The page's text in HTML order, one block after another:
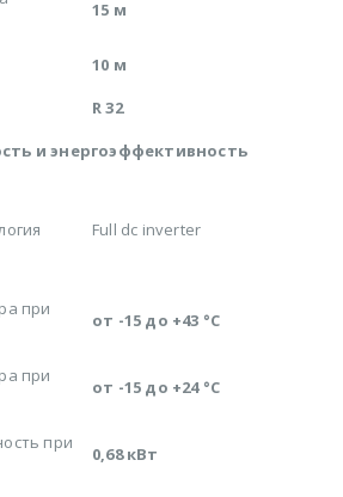
15 м
10 м
R 32
и энергоэффективность
Full dс inverter
при
от -15 до +43 °C
при
от -15 до +24 °C
при
0,68 кВт